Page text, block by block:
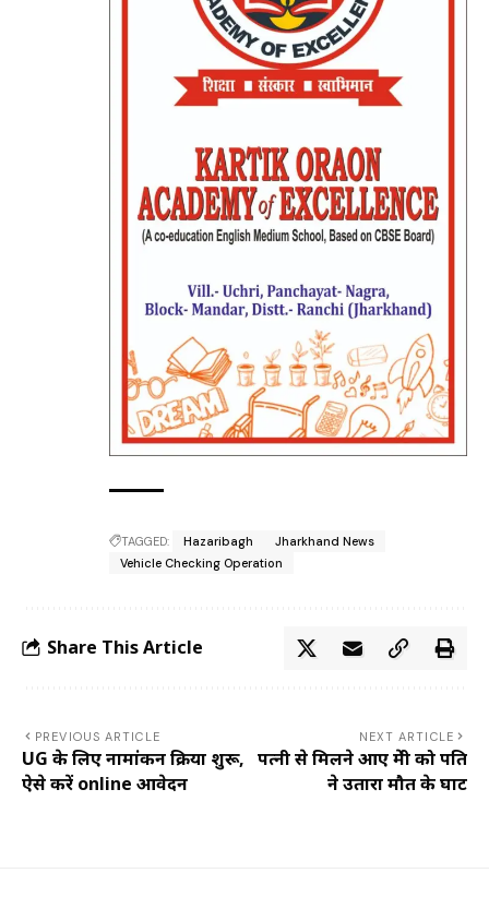
TAGGED: Hazaribagh
Jharkhand News
Vehicle Checking Operation
Share This Article
PREVIOUS ARTICLE
UG के लिए नामांकन प्रक्रिया शुरू,
ऐसे करें online आवेदन
NEXT ARTICLE
पत्नी से मिलने आए प्रेमी को पति
ने उतारा मौत के घाट